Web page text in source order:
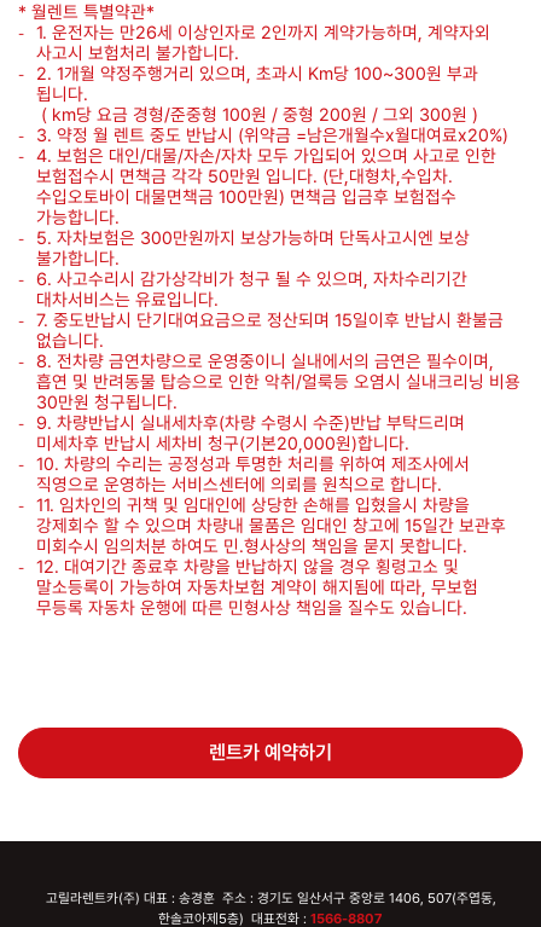
* 월렌트 특별약관*
1. 운전자는 만26세 이상인자로 2인까지 계약가능하며, 계약자외
사고시 보험처리 불가합니다.
2. 1개월 약정주행거리 있으며, 초과시 Km당 100~300원 부과
됩니다.
( km당 요금 경형/준중형 100원 / 중형 200원 / 그외 300원 )
3. 약정 월 렌트 중도 반납시 (위약금 =남은개월수x월대여료x20%)
4. 보험은 대인/대물/자손/자차 모두 가입되어 있으며 사고로 인한
보험접수시 면책금 각각 50만원 입니다. (단,대형차,수입차.
수입오토바이 대물면책금 100만원) 면책금 입금후 보험접수
가능합니다.
5. 자차보험은 300만원까지 보상가능하며 단독사고시엔 보상
불가합니다.
6. 사고수리시 감가상각비가 청구 될 수 있으며, 자차수리기간
대차서비스는 유료입니다.
7. 중도반납시 단기대여요금으로 정산되며 15일이후 반납시 환불금
없습니다.
8. 전차량 금연차량으로 운영중이니 실내에서의 금연은 필수이며,
흡연 및 반려동물 탑승으로 인한 악취/얼룩등 오염시 실내크리닝 비용
30만원 청구됩니다.
9. 차량반납시 실내세차후(차량 수령시 수준)반납 부탁드리며
미세차후 반납시 세차비 청구(기본20,000원)합니다.
10. 차량의 수리는 공정성과 투명한 처리를 위하여 제조사에서
직영으로 운영하는 서비스센터에 의뢰를 원칙으로 합니다.
11. 임차인의 귀책 및 임대인에 상당한 손해를 입혔을시 차량을
강제회수 할 수 있으며 차량내 물품은 임대인 창고에 15일간 보관후
미회수시 임의처분 하여도 민.형사상의 책임을 묻지 못합니다.
12. 대여기간 종료후 차량을 반납하지 않을 경우 횡령고소 및
말소등록이 가능하여 자동차보험 계약이 해지됨에 따라, 무보험
무등록 자동차 운행에 따른 민형사상 책임을 질수도 있습니다.
렌트카 예약하기
고릴라렌트카(주) 대표 : 송경훈 주소 : 경기도 일산서구 중앙로 1406, 507(주엽동,
한솔코아제5층) 대표전화 : 1566-8807